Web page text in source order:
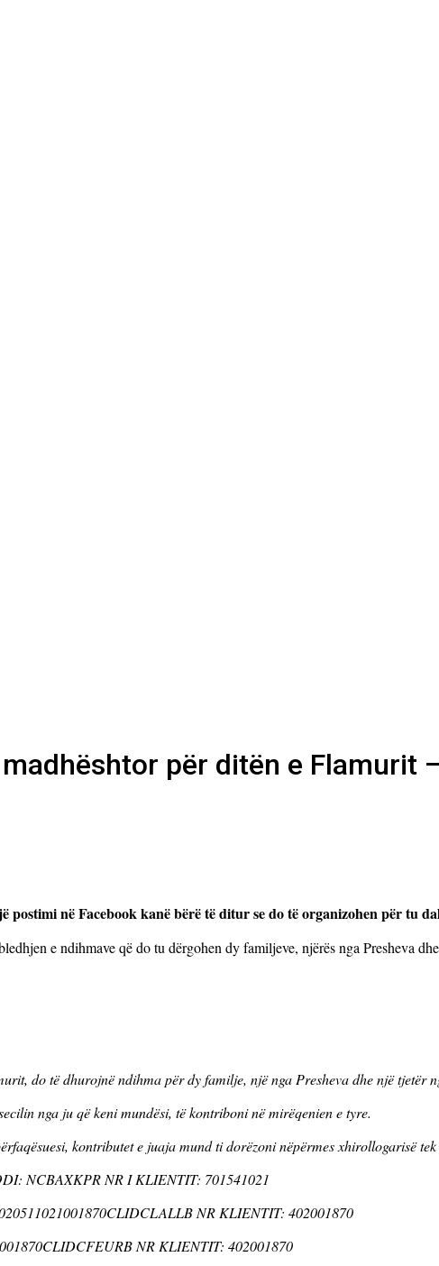
për ditën e Flamurit
në Facebook kanë bërë të ditur se do të organizohen për tu
e ndihmave që do tu dërgohen dy familjeve, njërës nga Presheva
do të dhurojnë ndihma për dy familje, një nga Presheva dhe një tjetër
nga ju që keni mundësi, të kontriboni në mirëqenien e tyre.
kontributet e juaja mund ti dorëzoni nëpërmes xhirollogarisë
NCBAXKPR NR I KLIENTIT: 701541021
NR KLIENTIT: 402001870
NR KLIENTIT: 402001870